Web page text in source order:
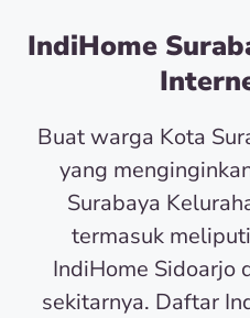
IndiHome
Buat warga Kota
yang
Surabaya
termasuk
IndiHome Sidoarjo
sekitarnya. Daftar